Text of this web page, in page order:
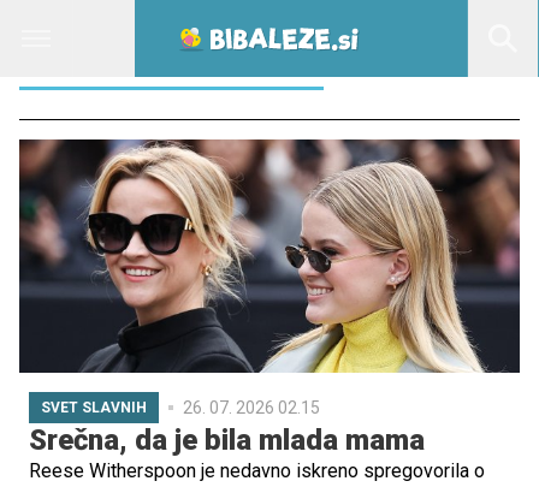
REESE WITHERSPOON
SVET SLAVNIH 26. 07. 2026 02.15
Srečna, da je bila mlada mama
Reese Witherspoon je nedavno iskreno spregovorila o